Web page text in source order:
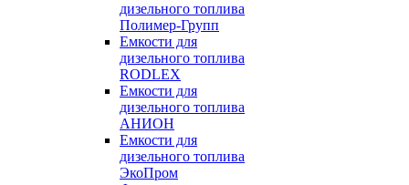
дизельного топлива
Полимер-Групп
Емкости для
дизельного топлива
RODLEX
Емкости для
дизельного топлива
АНИОН
Емкости для
дизельного топлива
ЭкоПром